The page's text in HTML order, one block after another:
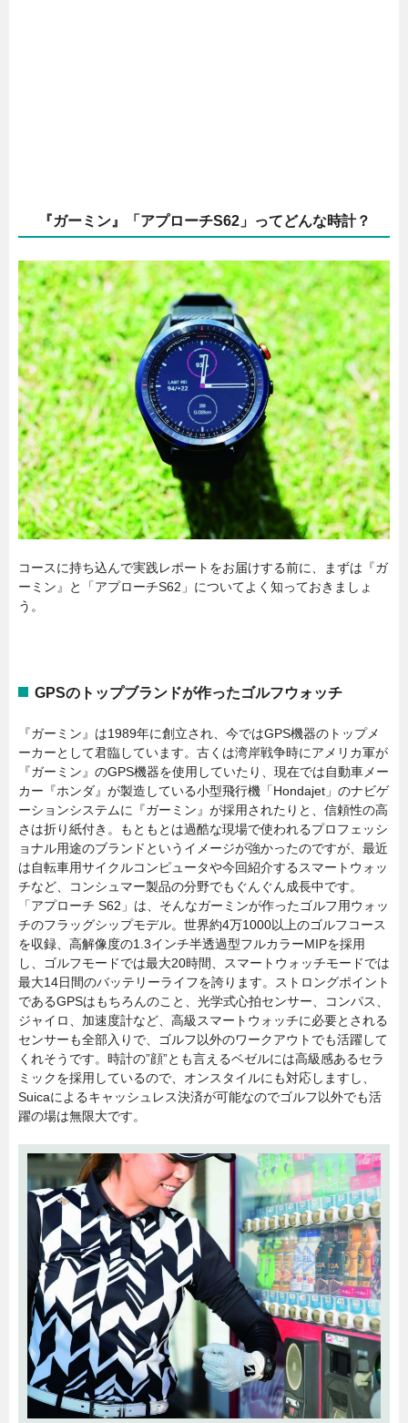
『ガーミン』「アプローチS62」ってどんな時計？
コースに持ち込んで実践レポートをお届けする前に、まずは『ガ
ーミン』と「アプローチS62」についてよく知っておきましょ
う。
GPSのトップブランドが作ったゴルフウォッチ
『ガーミン』は1989年に創立され、今ではGPS機器のトップメ
ーカーとして君臨しています。古くは湾岸戦争時にアメリカ軍が
『ガーミン』のGPS機器を使用していたり、現在では自動車メー
カー『ホンダ』が製造している小型飛行機「Hondajet」のナビゲ
ーションシステムに『ガーミン』が採用されたりと、信頼性の高
さは折り紙付き。もともとは過酷な現場で使われるプロフェッシ
ョナル用途のブランドというイメージが強かったのですが、最近
は自転車用サイクルコンピュータや今回紹介するスマートウォッ
チなど、コンシュマー製品の分野でもぐんぐん成長中です。
「アプローチ S62」は、そんなガーミンが作ったゴルフ用ウォッ
チのフラッグシップモデル。世界約4万1000以上のゴルフコース
を収録、高解像度の1.3インチ半透過型フルカラーMIPを採用
し、ゴルフモードでは最大20時間、スマートウォッチモードでは
最大14日間のバッテリーライフを誇ります。ストロングポイント
であるGPSはもちろんのこと、光学式心拍センサー、コンパス、
ジャイロ、加速度計など、高級スマートウォッチに必要とされる
センサーも全部入りで、ゴルフ以外のワークアウトでも活躍して
くれそうです。時計の”顔”とも言えるベゼルには高級感あるセラ
ミックを採用しているので、オンスタイルにも対応しますし、
Suicaによるキャッシュレス決済が可能なのでゴルフ以外でも活
躍の場は無限大です。